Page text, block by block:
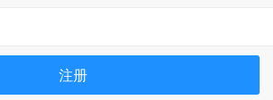
注册